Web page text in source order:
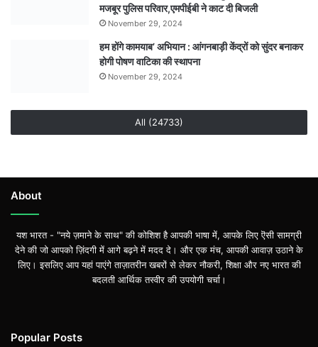
मजबूर पुलिस परिवार,एमपीईबी ने काट दी बिजली
November 29, 2024
हम होंगे कामयाब’ अभियान : आंगनबाड़ी केंद्रों को सुंदर बनाकर
होगी पोषण वाटिका की स्थापना
November 29, 2024
All (24733)
About
यश भारत - "नये ज़माने के साथ" की कोशिश है आपकी भाषा में, आपके लिए ऎसी सामग्री
देने की जो आपको ज़िंदगी में आगे बढ़ने में मदद दे। और एक मंच, आपकी आवाज़ उठाने के
लिए। इसलिए आप यहां पाएंगे ताज़ातरीन खबरों से लेकर नौकरी, शिक्षा और नए भारत की
बदलती आर्थिक तस्वीर की उपयोगी चर्चा।
Popular Posts